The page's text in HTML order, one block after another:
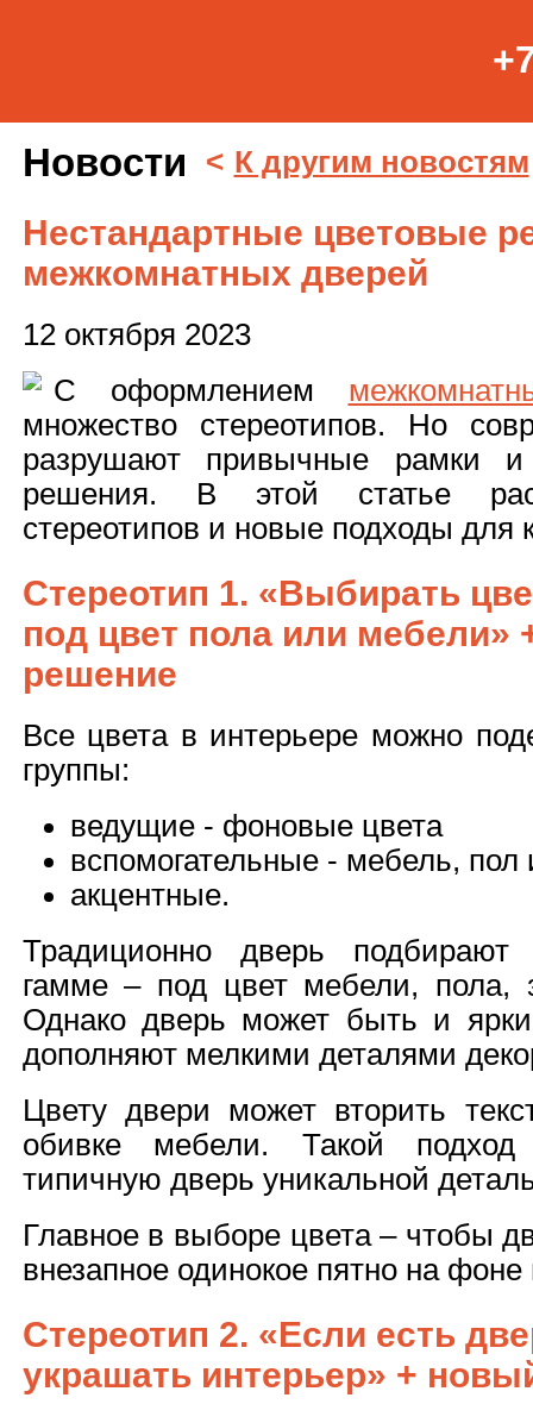
Новости < К другим новостям
Нестандартные цветовые
межкомнатных дверей
12 октября 2023
С оформлением
множество стереотипов. Но
разрушают привычные рамки и
решения. В этой статье
стереотипов и новые подходы для
Стереотип 1. «Выбирать
под цвет пола или мебели»
решение
Все цвета в интерьере можно
группы:
ведущие - фоновые цвета
вспомогательные - мебель, пол
акцентные.
Традиционно дверь подбирают
гамме – под цвет мебели, пола,
Однако дверь может быть и
дополняют мелкими деталями
Цвету двери может вторить
обивке мебели. Такой
типичную дверь уникальной
Главное в выборе цвета – чтобы
внезапное одинокое пятно на фоне
Стереотип 2. «Если есть
украшать интерьер» +